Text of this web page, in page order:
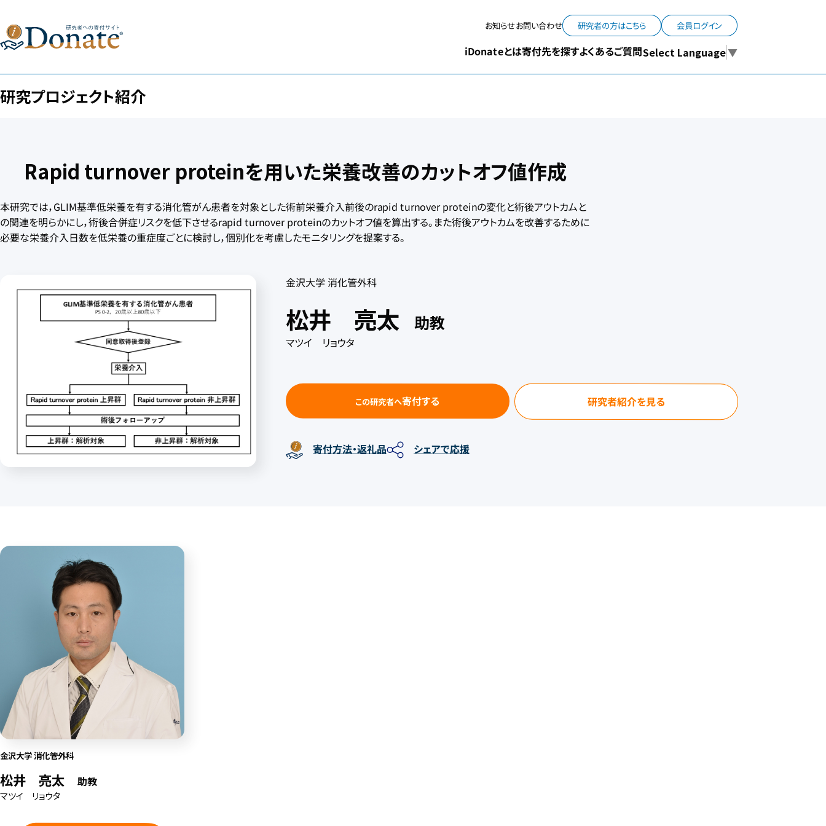
お知らせお問い合わせ 研究者の方はこちら 会員ログイン
iDonateとは寄付先を探すよくあるご質問Select Language▼
研究プロジェクト紹介
Rapid turnover proteinを用いた栄養改善のカットオフ値作成
本研究では，GLIM基準低栄養を有する消化管がん患者を対象とした術前栄養介入前後のrapid turnover proteinの変化と術後アウトカムと
の関連を明らかにし，術後合併症リスクを低下させるrapid turnover proteinのカットオフ値を算出する。また術後アウトカムを改善するために
必要な栄養介入日数を低栄養の重症度ごとに検討し，個別化を考慮したモニタリングを提案する。
金沢大学 消化管外科
松井 亮太 助教
マツイ リョウタ
この研究者へ寄付する 研究者紹介を見る
寄付方法・返礼品 シェアで応援
金沢大学 消化管外科
松井 亮太 助教
マツイ リョウタ